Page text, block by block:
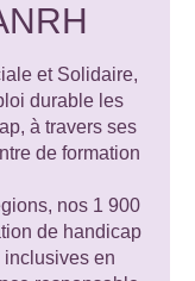
et Solidaire,
durable les
à travers ses
de formation
nos 1 900
de handicap
inclusives en